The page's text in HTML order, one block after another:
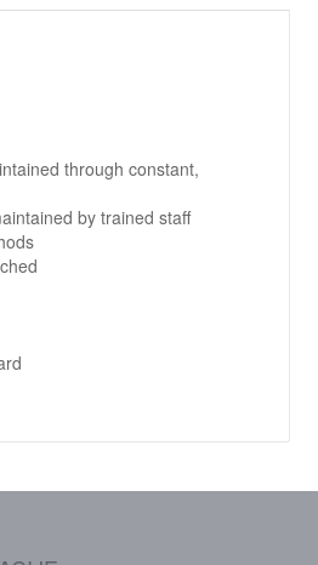
through constant,
by trained staff